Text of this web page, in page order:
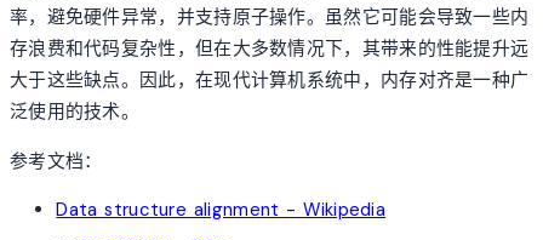
率，避免硬件异常，并支持原子操作。虽然它可能会导致一些内
存浪费和代码复杂性，但在大多数情况下，其带来的性能提升远
大于这些缺点。因此，在现代计算机系统中，内存对齐是一种广
泛使用的技术。
参考文档：
Data structure alignment - Wikipedia